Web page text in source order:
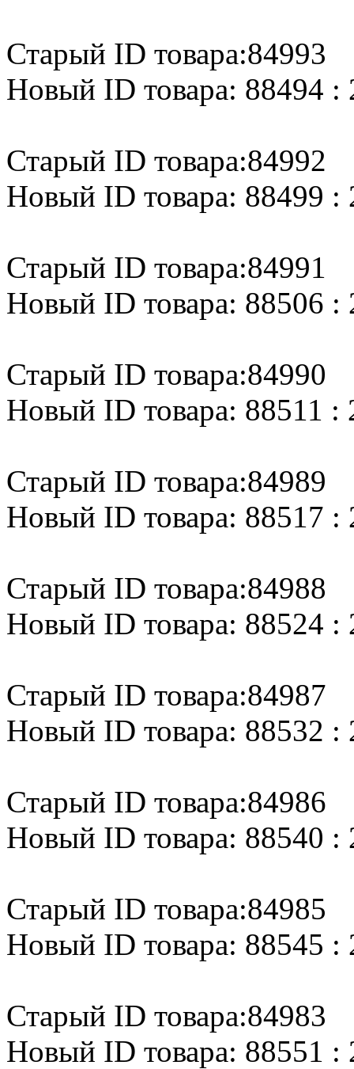
Старый ID товара:84993
Новый ID товара: 88494 :
Старый ID товара:84992
Новый ID товара: 88499 :
Старый ID товара:84991
Новый ID товара: 88506 :
Старый ID товара:84990
Новый ID товара: 88511 :
Старый ID товара:84989
Новый ID товара: 88517 :
Старый ID товара:84988
Новый ID товара: 88524 :
Старый ID товара:84987
Новый ID товара: 88532 :
Старый ID товара:84986
Новый ID товара: 88540 :
Старый ID товара:84985
Новый ID товара: 88545 :
Старый ID товара:84983
Новый ID товара: 88551 :